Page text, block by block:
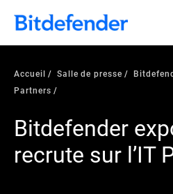
Accueil Salle de presse
Partners
Bitdefender
recrute sur l’IT